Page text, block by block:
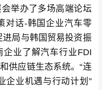
举办了多场高端论坛
对话-韩国企业汽车零
进局与韩国贸易投资振
业了解汽车行业FDI
供应链生态系统。“连
企业机遇与行动计划”